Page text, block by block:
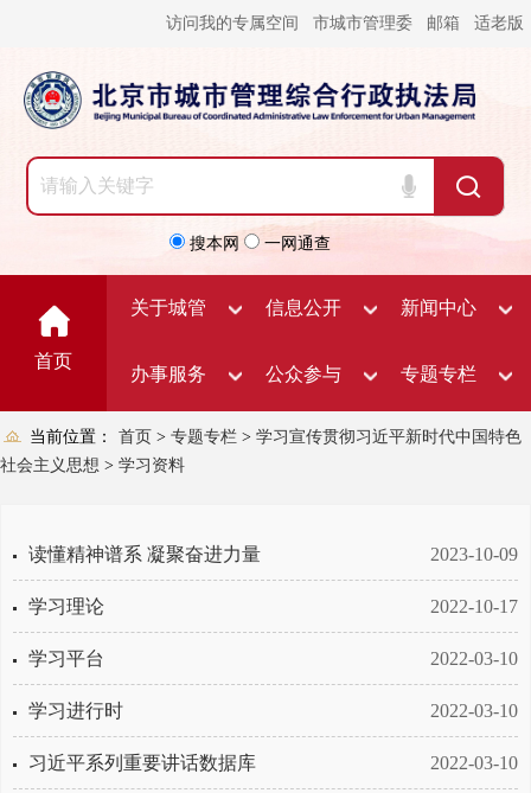
访问我的专属空间 市城市管理委 邮箱 适老版
搜本网 一网通查
首页
关于城管 信息公开 新闻中心
办事服务 公众参与 专题专栏
当前位置： 首页 > 专题专栏 > 学习宣传贯彻习近平新时代中国特色
社会主义思想 > 学习资料
读懂精神谱系 凝聚奋进力量 2023-10-09
学习理论 2022-10-17
学习平台 2022-03-10
学习进行时 2022-03-10
习近平系列重要讲话数据库 2022-03-10